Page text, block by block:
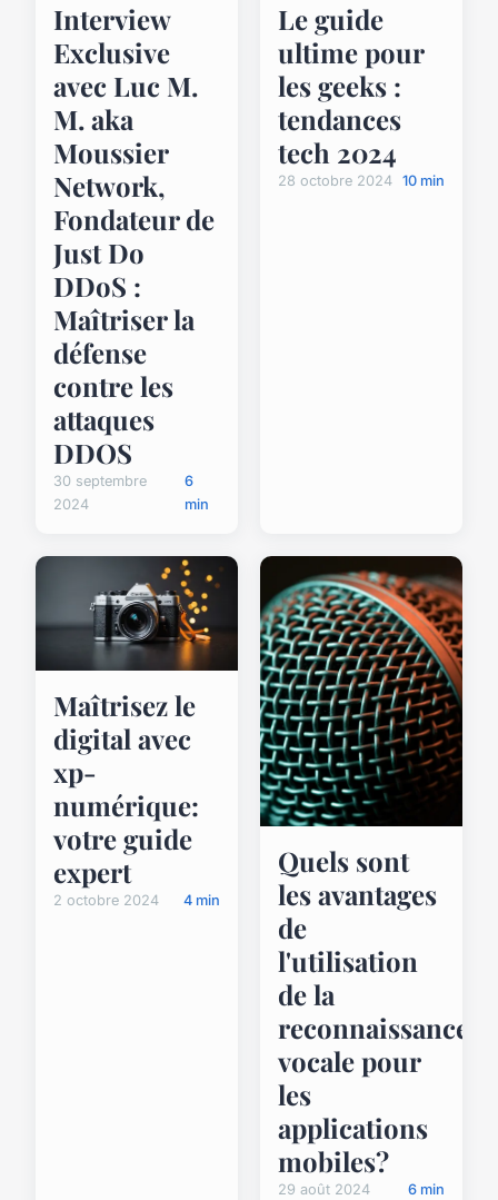
Interview
Exclusive
avec Luc M.
M. aka
Moussier
Network,
Fondateur de
Just Do
DDoS :
Maîtriser la
défense
contre les
attaques
DDOS
30 septembre
2024
6
min
Le guide
ultime pour
les geeks :
tendances
tech 2024
28 octobre 2024 10 min
Maîtrisez le
digital avec
xp-
numérique:
votre guide
expert
2 octobre 2024 4 min
Quels sont
les avantages
de
l'utilisation
de la
reconnaissance
vocale pour
les
applications
mobiles?
29 août 2024 6 min